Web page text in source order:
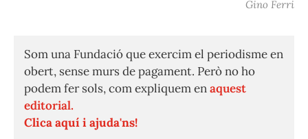
Gino Ferri
Som una Fundació que exercim el periodisme en
obert, sense murs de pagament. Però no ho
podem fer sols, com expliquem enaquest
editorial.
Clica aquí i ajuda'ns!